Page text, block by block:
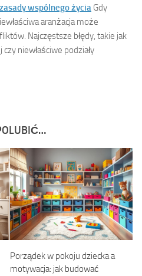
wspólnego życia Gdy
aranżacja może
Najczęstsze błędy, takie jak
niewłaściwe podziały
Porządek w pokoju dziecka a
motywacja: jak budować